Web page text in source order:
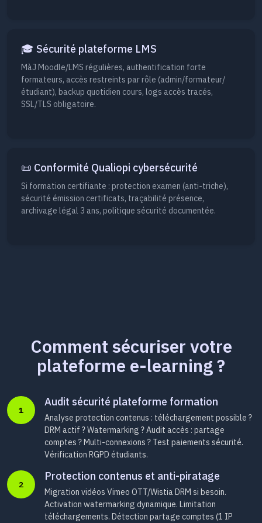
🎓 Sécurité plateforme LMS
MàJ Moodle/LMS régulières, authentification forte
formateurs, accès restreints par rôle (admin/formateur/
étudiant), backup quotidien cours, logs accès tracés,
SSL/TLS obligatoire.
📜 Conformité Qualiopi cybersécurité
Si formation certifiante : protection examen (anti-triche),
sécurité émission certificats, traçabilité présence,
archivage légal 3 ans, politique sécurité documentée.
Comment sécuriser votre
plateforme e-learning ?
1
Audit sécurité plateforme formation
Analyse protection contenus : téléchargement possible ?
DRM actif ? Watermarking ? Audit accès : partage
comptes ? Multi-connexions ? Test paiements sécurité.
Vérification RGPD étudiants.
2
Protection contenus et anti-piratage
Migration vidéos Vimeo OTT/Wistia DRM si besoin.
Activation watermarking dynamique. Limitation
téléchargements. Détection partage comptes (1 IP